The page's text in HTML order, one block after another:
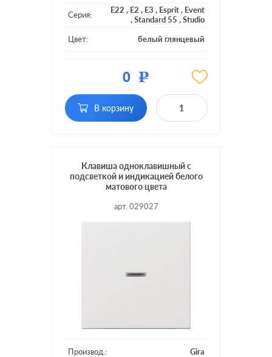
Серия: E22 , E2 , E3 , Esprit, Event
,Standard 55 ,Studio
Цвет:
белый глянцевый
клавиш:
Подсветка:
с подсветкой, с
индикацией
0 Р
В корзину
Клавиша одноклавишный с
подсветкой и индикацией белого
матового цвета
арт. 029027
Производ.: Gira